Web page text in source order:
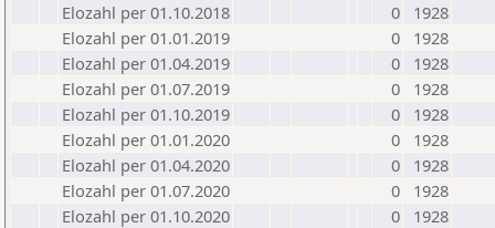
Elozahl per 01.10.2018
0
1928
Elozahl per 01.01.2019
0
1928
Elozahl per 01.04.2019
0
1928
Elozahl per 01.07.2019
0
1928
Elozahl per 01.10.2019
0
1928
Elozahl per 01.01.2020
0
1928
Elozahl per 01.04.2020
0
1928
Elozahl per 01.07.2020
0
1928
Elozahl per 01.10.2020
0
1928